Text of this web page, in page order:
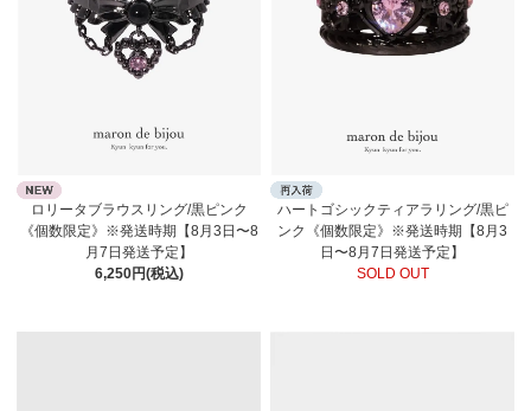
ロリータブラウスリング/黒ピンク
《個数限定》※発送時期【8月3日〜8
月7日発送予定】
6,250円(税込)
ハートゴシックティアラリング/黒ピ
ンク《個数限定》※発送時期【8月3
日〜8月7日発送予定】
SOLD OUT